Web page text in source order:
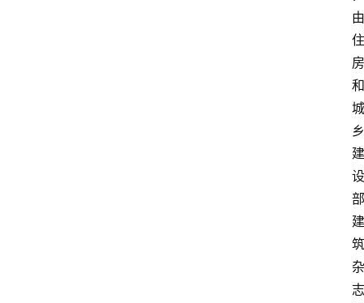
由
住
房
和
城
乡
建
设
部
建
筑
杂
志